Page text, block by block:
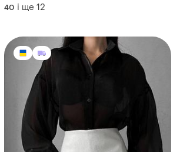
40 і ще 12